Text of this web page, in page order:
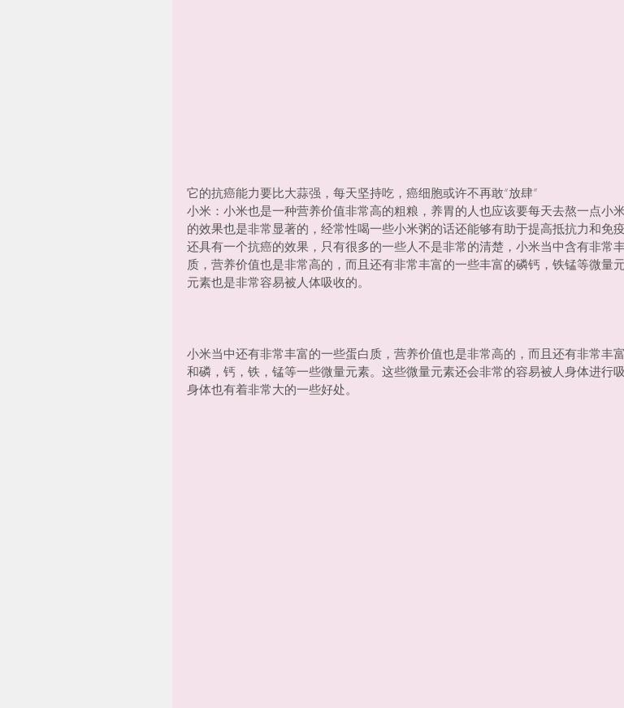
它的抗癌能力要比大蒜强，每天坚持吃，癌细胞或许不再敢“放肆”
小米：小米也是一种营养价值非常高的粗粮，养胃的人也应该要每天去熬一点小
的效果也是非常显著的，经常性喝一些小米粥的话还能够有助于提高抵抗力和免
还具有一个抗癌的效果，只有很多的一些人不是非常的清楚，小米当中含有非常
质，营养价值也是非常高的，而且还有非常丰富的一些丰富的磷钙，铁锰等微量
元素也是非常容易被人体吸收的。
小米当中还有非常丰富的一些蛋白质，营养价值也是非常高的，而且还有非常丰
和磷，钙，铁，锰等一些微量元素。这些微量元素还会非常的容易被人身体进行
身体也有着非常大的一些好处。